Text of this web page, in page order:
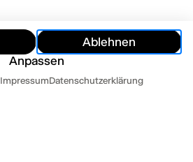
Ablehnen
Anpassen
ImpressumDatenschutzerklärung